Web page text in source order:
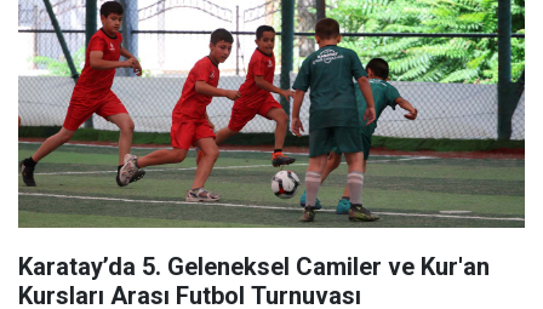
Karatay’da 5. Geleneksel Camiler ve Kur'an
Kursları Arası Futbol Turnuvası